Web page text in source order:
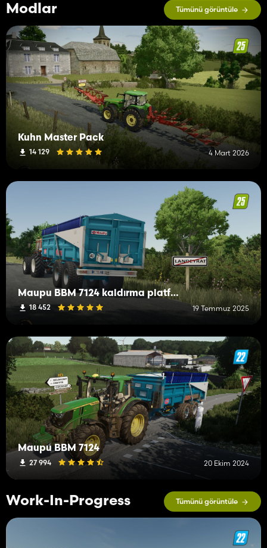
Modlar Tümünü görüntüle
Kuhn Master Pack
14 129 4 Mart 2026
Maupu BBM 7124 kaldırma platformu
18 452 19 Temmuz 2025
Maupu BBM 7124
27 994 20 Ekim 2024
Work-In-Progress Tümünü görüntüle